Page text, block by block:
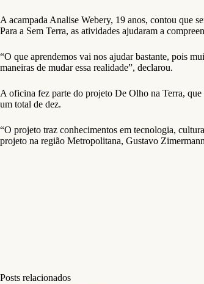
A acampada Analise Webery, 19 anos, contou que
Para a Sem Terra, as atividades ajudaram a
“O que aprendemos vai nos ajudar bastante, pois
maneiras de mudar essa realidade”, declarou.
A oficina fez parte do projeto De Olho na Terra,
um total de dez.
“O projeto traz conhecimentos em tecnologia,
projeto na região Metropolitana, Gustavo
Posts relacionados